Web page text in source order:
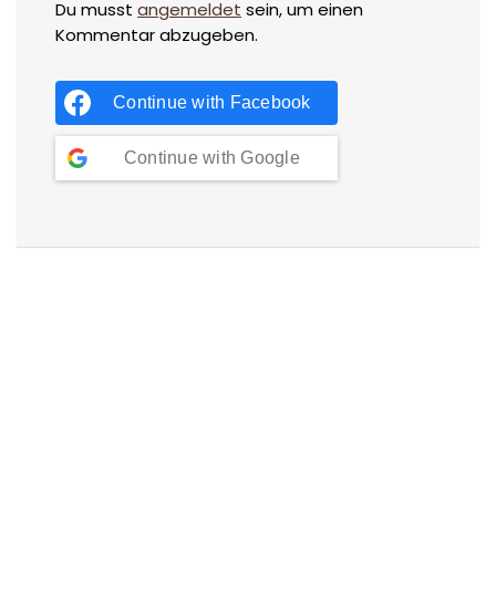
Du musst angemeldet sein, um einen
Kommentar abzugeben.
Continue with Facebook
Continue with Google